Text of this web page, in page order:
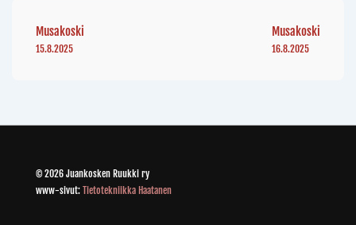
Musakoski
15.8.2025
Musakoski
16.8.2025
© 2026 Juankosken Ruukki ry
www-sivut: Tietotekniikka Haatanen